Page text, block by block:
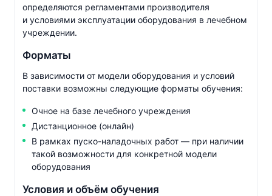
определяются регламентами производителя
и условиями эксплуатации оборудования в лечебном
учреждении.
Форматы
В зависимости от модели оборудования и условий
поставки возможны следующие форматы обучения:
Очное на базе лечебного учреждения
Дистанционное (онлайн)
В рамках пуско-наладочных работ — при наличии
такой возможности для конкретной модели
оборудования
Условия и объём обучения